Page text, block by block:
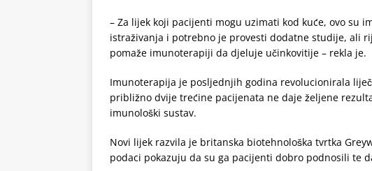
– Za lijek koji pacijenti mogu uzimati kod kuće, ovo su
istraživanja i potrebno je provesti dodatne studije, ali
pomaže imunoterapiji da djeluje učinkovitije – rekla je.
Imunoterapija je posljednjih godina revolucionirala
približno dvije trećine pacijenata ne daje željene
imunološki sustav.
Novi lijek razvila je britanska biotehnološka tvrtka
podaci pokazuju da su ga pacijenti dobro podnosili te